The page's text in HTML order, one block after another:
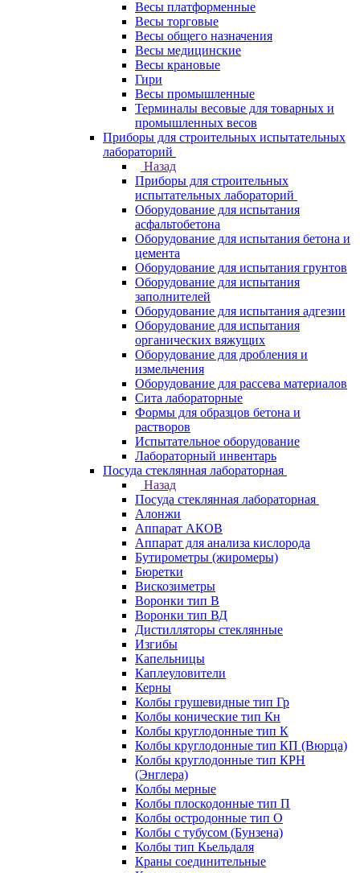
Весы платформенные
Весы торговые
Весы общего назначения
Весы медицинские
Весы крановые
Гири
Весы промышленные
Терминалы весовые для товарных и
промышленных весов
Приборы для строительных испытательных
лабораторий
Назад
Приборы для строительных
испытательных лабораторий
Оборудование для испытания
асфальтобетона
Оборудование для испытания бетона и
цемента
Оборудование для испытания грунтов
Оборудование для испытания
заполнителей
Оборудование для испытания адгезии
Оборудование для испытания
органических вяжущих
Оборудование для дробления и
измельчения
Оборудование для рассева материалов
Сита лабораторные
Формы для образцов бетона и
растворов
Испытательное оборудование
Лабораторный инвентарь
Посуда стеклянная лабораторная
Назад
Посуда стеклянная лабораторная
Алонжи
Аппарат АКОВ
Аппарат для анализа кислорода
Бутирометры (жиромеры)
Бюретки
Вискозиметры
Воронки тип В
Воронки тип ВД
Дистилляторы стеклянные
Изгибы
Капельницы
Каплеуловители
Керны
Колбы грушевидные тип Гр
Колбы конические тип Кн
Колбы круглодонные тип К
Колбы круглодонные тип КП (Вюрца)
Колбы круглодонные тип КРН
(Энглера)
Колбы мерные
Колбы плоскодонные тип П
Колбы остродонные тип О
Колбы с тубусом (Бунзена)
Колбы тип Кьельдаля
Краны соединительные